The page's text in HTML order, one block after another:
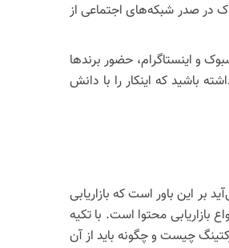
در صدر شبکه‌های اجتماعی از
و اینستاگرام، حضور برندها
باشید که اینکار را با دانش
بر این باور است که بازاریابی
بازاریابی محتوا است. با تکیه
چیست و چگونه باید از آن